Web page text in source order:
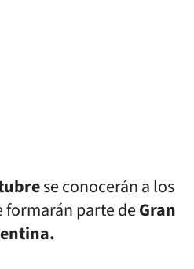
se conocerán a los
formarán parte deGran